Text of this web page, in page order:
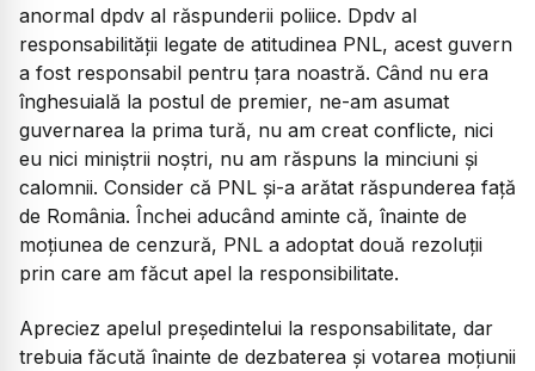
anormal dpdv al răspunderii poliice. Dpdv al
responsabilității legate de atitudinea PNL, acest guvern
a fost responsabil pentru țara noastră. Când nu era
înghesuială la postul de premier, ne-am asumat
guvernarea la prima tură, nu am creat conflicte, nici
eu nici miniștrii noștri, nu am răspuns la minciuni și
calomnii. Consider că PNL și-a arătat răspunderea față
de România. Închei aducând aminte că, înainte de
moțiunea de cenzură, PNL a adoptat două rezoluții
prin care am făcut apel la responsibilitate.
Apreciez apelul președintelui la responsabilitate, dar
trebuia făcută înainte de dezbaterea și votarea moțiunii